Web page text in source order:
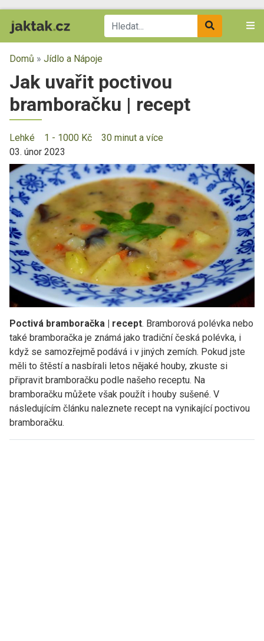
Domů » Jídlo a Nápoje
Jak uvařit poctivou
bramboračku | recept
Lehké 1 - 1000 Kč
30 minut a více
03. únor 2023
Poctivá bramboračka | recept. Bramborová polévka nebo
také bramboračka je známá jako tradiční česká polévka, i
když se samozřejmě podává i v jiných zemích. Pokud jste
měli to štěstí a nasbírali letos nějaké houby, zkuste si
připravit bramboračku podle našeho receptu. Na
bramboračku můžete však použít i houby sušené. V
následujícím článku naleznete recept na vynikající poctivou
bramboračku.